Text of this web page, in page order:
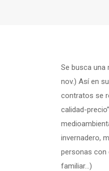
Se busca una
nov.) Así en
contratos se
calidad-
invernadero,
personas con
familiar…)